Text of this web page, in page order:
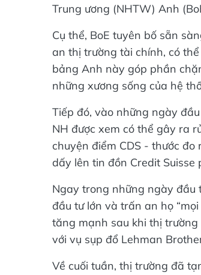
Trung ương (NHTW) Anh
Cụ thể, BoE tuyên bố sẵn
an thị trường tài chính, có
bảng Anh này góp phần
những xương sống của hệ
Tiếp đó, vào những ngày
NH được xem có thể gây ra
chuyện điểm CDS - thước
dấy lên tin đồn Credit Suisse
Ngay trong những ngày đầu
đầu tư lớn và trấn an họ
tăng mạnh sau khi thị trường
với vụ sụp đổ Lehman
Về cuối tuần, thị trường đã